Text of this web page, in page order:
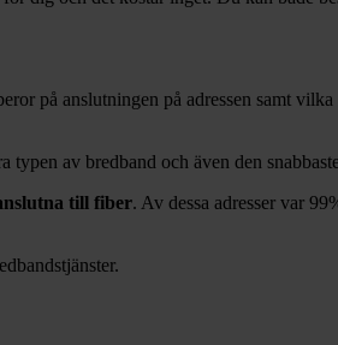
på anslutningen på adressen samt
typen av bredband och även den
till fiber. Av dessa adresser var